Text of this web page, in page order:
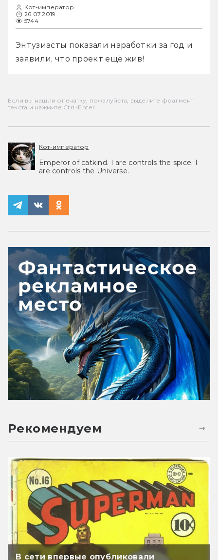
Кот-император
26.07.2019
5744
Энтузиасты показали наработки за год и
заявили, что проект ещё жив!
Если вы нашли опечатку, пожалуйста, выделите фрагмент
текста и нажмите Ctrl+Enter.
Кот-император
Emperor of catkind. I are controls the spice, I
are controls the Universe.
Рекомендуем
В сети впервые опубликовали